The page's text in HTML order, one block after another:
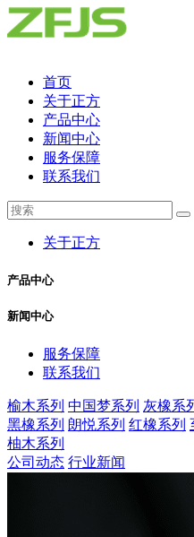
首页
关于正方
产品中心
新闻中心
服务保障
联系我们
关于正方
产品中心
新闻中心
服务保障
联系我们
榆木系列 中国梦系列 灰橡系
黑橡系列 朗悦系列 红橡系列
柚木系列
公司动态 行业新闻